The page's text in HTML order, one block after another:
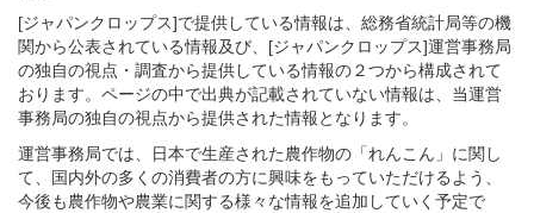
[ジャパンクロップス]で提供している情報は、総務省統計局等の機
関から公表されている情報及び、[ジャパンクロップス]運営事務局
の独自の視点・調査から提供している情報の２つから構成されて
おります。ページの中で出典が記載されていない情報は、当運営
事務局の独自の視点から提供された情報となります。
運営事務局では、日本で生産された農作物の「れんこん」に関し
て、国内外の多くの消費者の方に興味をもっていただけるよう、
今後も農作物や農業に関する様々な情報を追加していく予定で